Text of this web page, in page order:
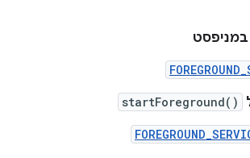
startForeground()